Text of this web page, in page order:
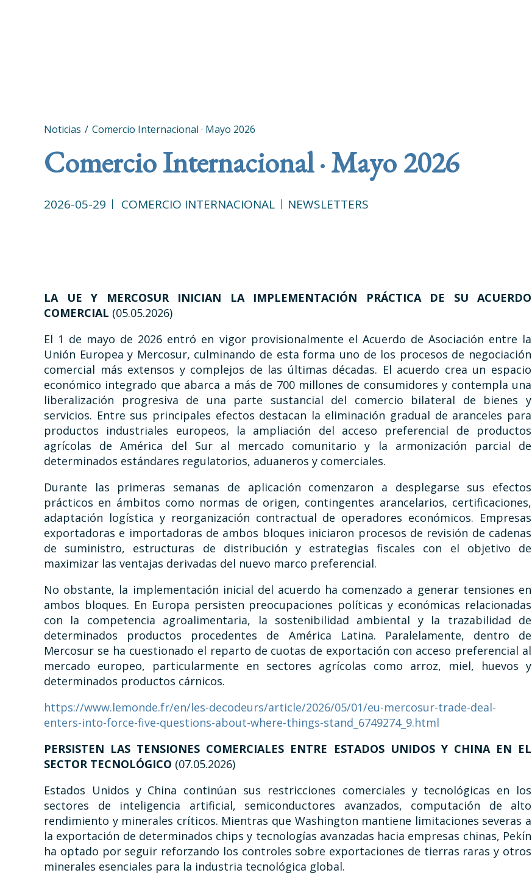
Noticias Comercio Internacional · Mayo 2026
Comercio Internacional · Mayo 2026
2026-05-29 COMERCIO INTERNACIONAL NEWSLETTERS
LA UE Y MERCOSUR INICIAN LA IMPLEMENTACIÓN PRÁCTICA DE SU ACUERDO
COMERCIAL (05.05.2026)
El 1 de mayo de 2026 entró en vigor provisionalmente el Acuerdo de Asociación entre la
Unión Europea y Mercosur, culminando de esta forma uno de los procesos de negociación
comercial más extensos y complejos de las últimas décadas. El acuerdo crea un espacio
económico integrado que abarca a más de 700 millones de consumidores y contempla una
liberalización progresiva de una parte sustancial del comercio bilateral de bienes y
servicios. Entre sus principales efectos destacan la eliminación gradual de aranceles para
productos industriales europeos, la ampliación del acceso preferencial de productos
agrícolas de América del Sur al mercado comunitario y la armonización parcial de
determinados estándares regulatorios, aduaneros y comerciales.
Durante las primeras semanas de aplicación comenzaron a desplegarse sus efectos
prácticos en ámbitos como normas de origen, contingentes arancelarios, certificaciones,
adaptación logística y reorganización contractual de operadores económicos. Empresas
exportadoras e importadoras de ambos bloques iniciaron procesos de revisión de cadenas
de suministro, estructuras de distribución y estrategias fiscales con el objetivo de
maximizar las ventajas derivadas del nuevo marco preferencial.
No obstante, la implementación inicial del acuerdo ha comenzado a generar tensiones en
ambos bloques. En Europa persisten preocupaciones políticas y económicas relacionadas
con la competencia agroalimentaria, la sostenibilidad ambiental y la trazabilidad de
determinados productos procedentes de América Latina. Paralelamente, dentro de
Mercosur se ha cuestionado el reparto de cuotas de exportación con acceso preferencial al
mercado europeo, particularmente en sectores agrícolas como arroz, miel, huevos y
determinados productos cárnicos.
https://www.lemonde.fr/en/les-decodeurs/article/2026/05/01/eu-mercosur-trade-deal-
enters-into-force-five-questions-about-where-things-stand_6749274_9.html
PERSISTEN LAS TENSIONES COMERCIALES ENTRE ESTADOS UNIDOS Y CHINA EN EL
SECTOR TECNOLÓGICO (07.05.2026)
Estados Unidos y China continúan sus restricciones comerciales y tecnológicas en los
sectores de inteligencia artificial, semiconductores avanzados, computación de alto
rendimiento y minerales críticos. Mientras que Washington mantiene limitaciones severas a
la exportación de determinados chips y tecnologías avanzadas hacia empresas chinas, Pekín
ha optado por seguir reforzando los controles sobre exportaciones de tierras raras y otros
minerales esenciales para la industria tecnológica global.